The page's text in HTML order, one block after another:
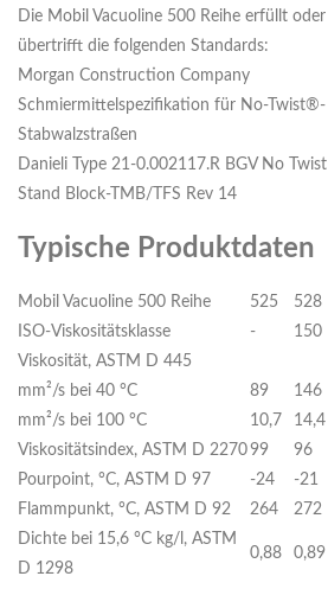
Die Mobil Vacuoline 500 Reihe erfüllt oder
übertrifft die folgenden Standards:
Morgan Construction Company
Schmiermittelspezifikation für No-Twist®-
Stabwalzstraßen
Danieli Type 21-0.002117.R BGV No Twist
Stand Block-TMB/TFS Rev 14
Typische Produktdaten
Mobil Vacuoline 500 Reihe 525 528
ISO-Viskositätsklasse
- 150
Viskosität, ASTM D 445
mm²/s bei 40 °C
89 146
mm²/s bei 100 °C
10,7 14,4
Viskositätsindex, ASTM D 227099 96
Pourpoint, °C, ASTM D 97
-24 -21
Flammpunkt, °C, ASTM D 92
264 272
Dichte bei 15,6 °C kg/l, ASTM
D 1298
0,88 0,89